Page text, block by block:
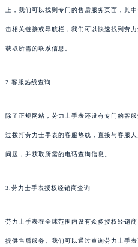
上，我们可以找到专门的售后服务页面，其
击相关链接或导航栏，我们可以快速找到劳
获取所需的联系信息。
2.客服热线查询
除了正规网站，劳力士手表还设有专门的客
过拨打劳力士手表的客服热线，直接与客服
问题，并获取所需的电话查询信息。
3.劳力士手表授权经销商查询
劳力士手表在全球范围内设有众多授权经销
提供售后服务。我们可以通过查询劳力士手